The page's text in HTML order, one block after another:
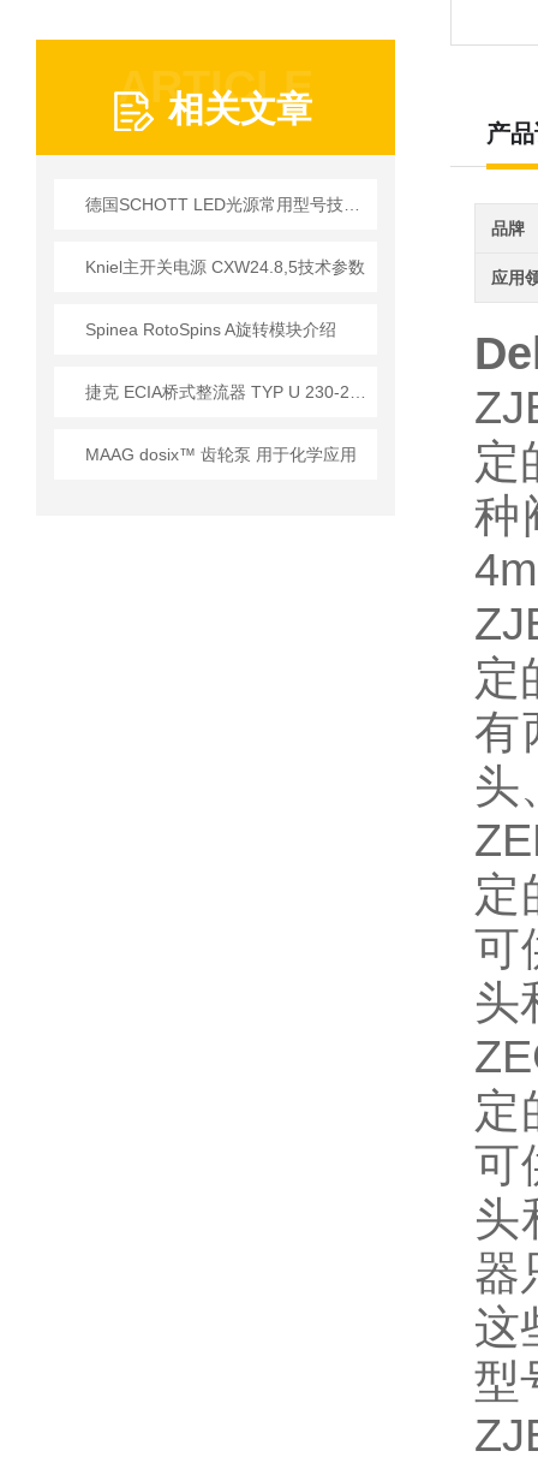
ARTICLE
相关文章
Kniel主开关电源 CXW24.8,5技术参数
Spinea RotoSpins A旋转模块介绍
MAAG dosix™ 齿轮泵 用于化学应用
产
品牌
应用
定
种
定
有
头
定
可
头
定
可
头
器
这
型